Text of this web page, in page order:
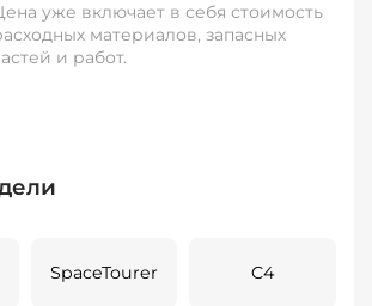
уже включает в себя стоимость
материалов, запасных
и работ.
SpaceTourer C4